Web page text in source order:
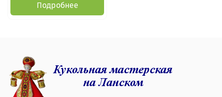
Подробнее